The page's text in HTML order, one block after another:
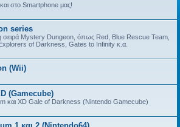
στο Smartphone μας!
series
σειρά Mystery Dungeon, όπως Red, Blue Rescue Team,
of Darkness, Gates to Infinity κ.α.
(Wii)
(Gamecube)
και XD Gale of Darkness (Nintendo Gamecube)